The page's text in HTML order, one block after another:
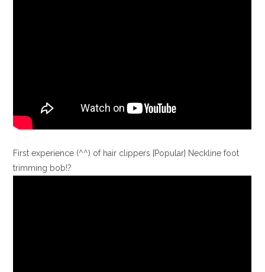
First experience (^^) of hair clippers [Popular] Neckline foot
trimming bob!?